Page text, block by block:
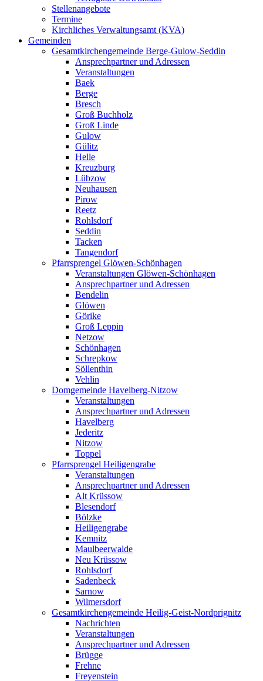
Stellenangebote
Termine
Kirchliches Verwaltungsamt (KVA)
Gemeinden
Gesamtkirchengemeinde Berge-Gulow-Seddin
Ansprechpartner und Adressen
Veranstaltungen
Baek
Berge
Bresch
Groß Buchholz
Groß Linde
Gulow
Gülitz
Helle
Kreuzburg
Lübzow
Neuhausen
Pirow
Reetz
Rohlsdorf
Seddin
Tacken
Tangendorf
Pfarrsprengel Glöwen-Schönhagen
Veranstaltungen Glöwen-Schönhagen
Ansprechpartner und Adressen
Bendelin
Glöwen
Görike
Groß Leppin
Netzow
Schönhagen
Schrepkow
Söllenthin
Vehlin
Domgemeinde Havelberg-Nitzow
Veranstaltungen
Ansprechpartner und Adressen
Havelberg
Jederitz
Nitzow
Toppel
Pfarrsprengel Heiligengrabe
Veranstaltungen
Ansprechpartner und Adressen
Alt Krüssow
Blesendorf
Bölzke
Heiligengrabe
Kemnitz
Maulbeerwalde
Neu Krüssow
Rohlsdorf
Sadenbeck
Sarnow
Wilmersdorf
Gesamtkirchengemeinde Heilig-Geist-Nordprignitz
Nachrichten
Veranstaltungen
Ansprechpartner und Adressen
Brügge
Frehne
Freyenstein